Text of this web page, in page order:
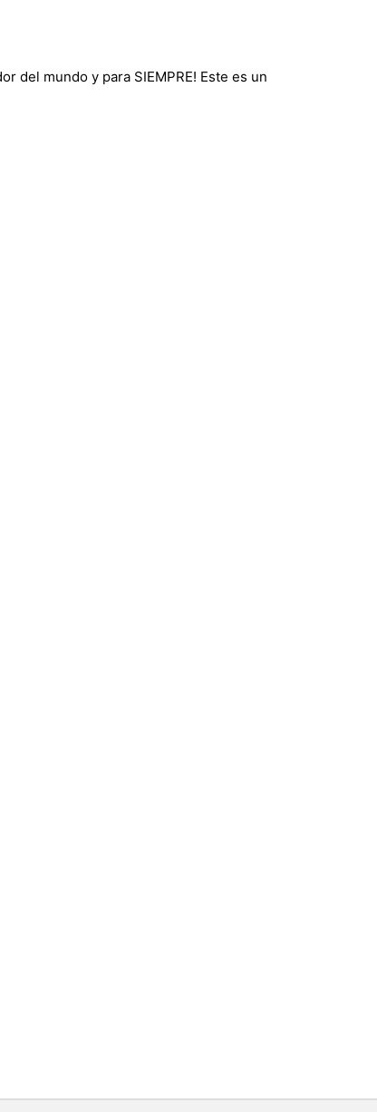
del mundo y para SIEMPRE! Este es un